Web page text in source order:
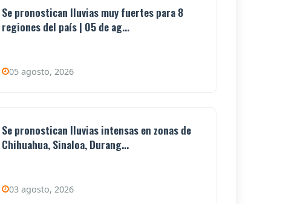
Se pronostican lluvias muy fuertes para 8
regiones del país | 05 de ag...
05 agosto, 2026
Se pronostican lluvias intensas en zonas de
Chihuahua, Sinaloa, Durang...
03 agosto, 2026